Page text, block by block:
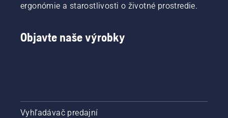
ergonómie a starostlivosti o životné prostredie.
Objavte naše výrobky
Vyhľadávač predajní